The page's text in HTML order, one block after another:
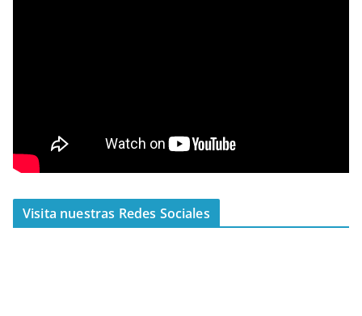
Visita nuestras Redes Sociales